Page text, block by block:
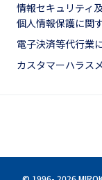
情報セキュリティ
個人情報保護に関
電子決済等代行業
カスタマーハラス